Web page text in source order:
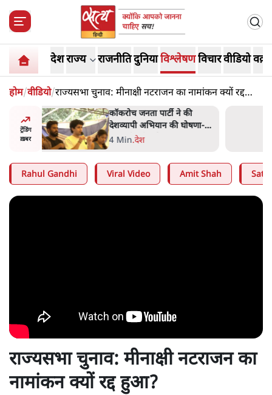
देशराज्य राजनीतिदुनियाविश्लेषणविचारवीडियो
होम/वीडियो/राज्यसभा चुनाव: मीनाक्षी नटराजन का नामांकन क्यों रद्द
हुआ?
ट्रेंडिंग
ख़बर
BJP और मोदी ‘गॉडफादर’ भागवत
की Gen Z पर सलाह मानेंः
अभिजीत दिपके
5 Min
Rahul Gandhi Viral Video Amit Shah
राज्यसभा चुनाव: मीनाक्षी नटराजन का
नामांकन क्यों रद्द हुआ?